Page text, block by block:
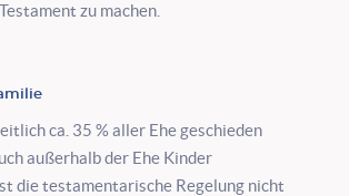
zu machen.
ca. 35 % aller Ehe geschieden
außerhalb der Ehe Kinder
die testamentarische Regelung nicht